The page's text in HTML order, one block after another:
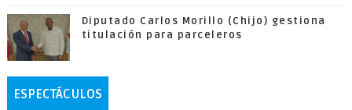
Diputado Carlos Morillo (Chijo) gestiona
titulación para parceleros
ESPECTÁCULOS